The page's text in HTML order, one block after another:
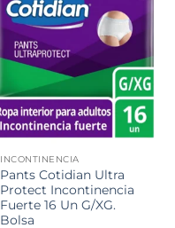
INCONTINENCIA
Pants Cotidian Ultra
Protect Incontinencia
Fuerte 16 Un G/XG.
Bolsa